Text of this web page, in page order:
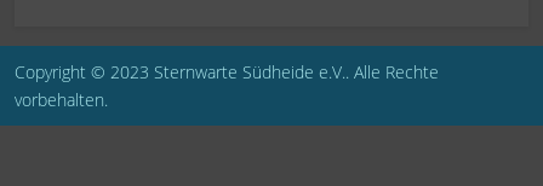
Copyright © 2023 Sternwarte Südheide e.V.. Alle Rechte
vorbehalten.